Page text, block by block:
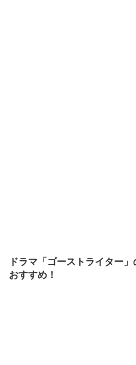
ドラマ「ゴーストライター
おすすめ！